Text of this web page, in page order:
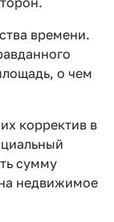
времени.
о чем
корректив в
сумму
недвижимое